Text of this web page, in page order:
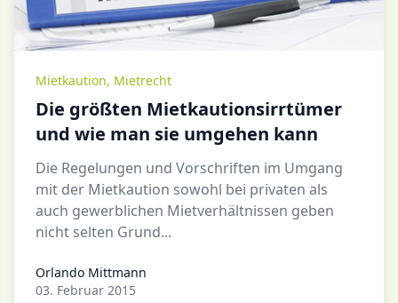
Mietkaution, Mietrecht
Die größten Mietkautionsirrtümer
und wie man sie umgehen kann
Die Regelungen und Vorschriften im Umgang
mit der Mietkaution sowohl bei privaten als
auch gewerblichen Mietverhältnissen geben
nicht selten Grund...
Orlando Mittmann
Orlando Mittmann
03. Februar 2015